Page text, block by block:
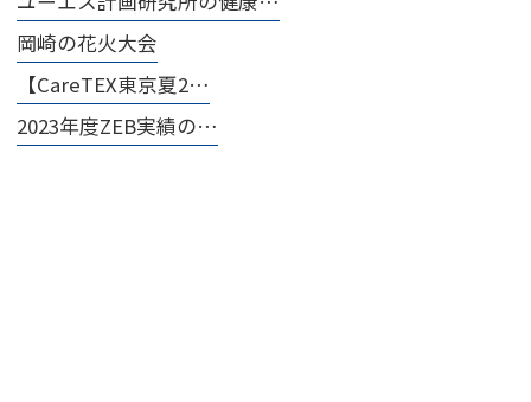
岡崎の花火大会
【CareTEX東京夏2…
2023年度ZEB実績の…